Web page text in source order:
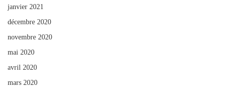
janvier 2021
décembre 2020
novembre 2020
mai 2020
avril 2020
mars 2020